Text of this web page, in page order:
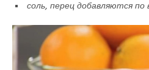
соль, перец добавляются по